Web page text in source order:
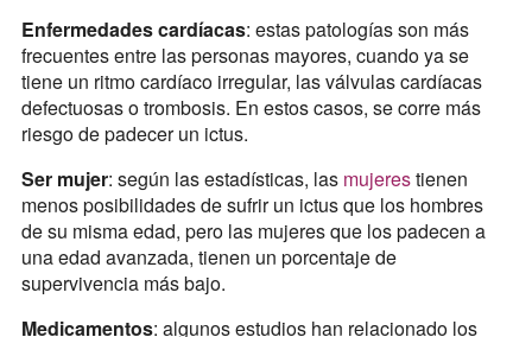
Enfermedades cardíacas: estas patologías son más
frecuentes entre las personas mayores, cuando ya se
tiene un ritmo cardíaco irregular, las válvulas cardíacas
defectuosas o trombosis. En estos casos, se corre más
riesgo de padecer un ictus.
Ser mujer: según las estadísticas, las mujerestienen
menos posibilidades de sufrir un ictus que los hombres
de su misma edad, pero las mujeres que los padecen a
una edad avanzada, tienen un porcentaje de
supervivencia más bajo.
Medicamentos: algunos estudios han relacionado los